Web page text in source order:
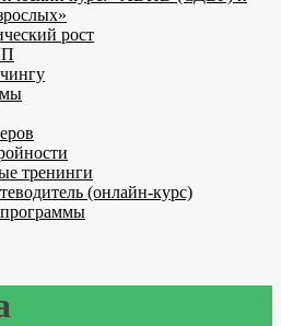
рост
тренинги
(онлайн-курс)